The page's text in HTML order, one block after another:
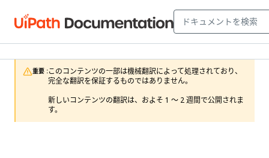
重要 :このコンテンツの一部は機械翻訳によって処理されており、
完全な翻訳を保証するものではありません。
新しいコンテンツの翻訳は、およそ 1 ～ 2 週間で公開されま
す。